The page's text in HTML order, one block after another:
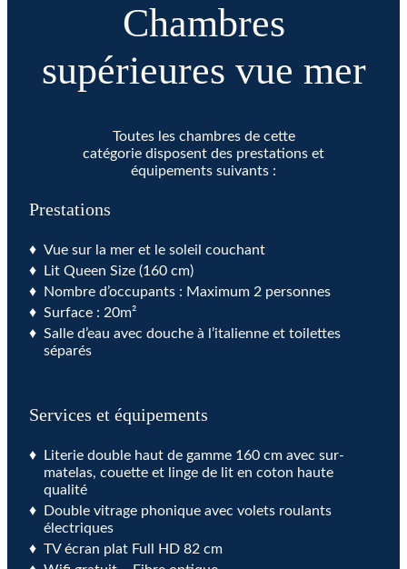
Chambres
supérieures vue mer
Toutes les chambres de cette
catégorie disposent des prestations et
équipements suivants :
Prestations
Vue sur la mer et le soleil couchant
Lit Queen Size (160 cm)
Nombre d’occupants : Maximum 2 personnes
Surface : 20m²
Salle d’eau avec douche à l’italienne et toilettes
séparés
Services et équipements
Literie double haut de gamme 160 cm avec sur-
matelas, couette et linge de lit en coton haute
qualité
Double vitrage phonique avec volets roulants
électriques
TV écran plat Full HD 82 cm